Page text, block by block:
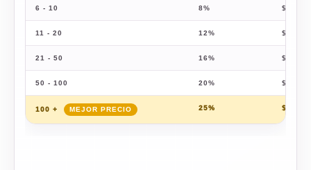
6 - 10 8% $
11 - 20 12% $
21 - 50 16% $
50 - 100 20% $
100 + 25% $